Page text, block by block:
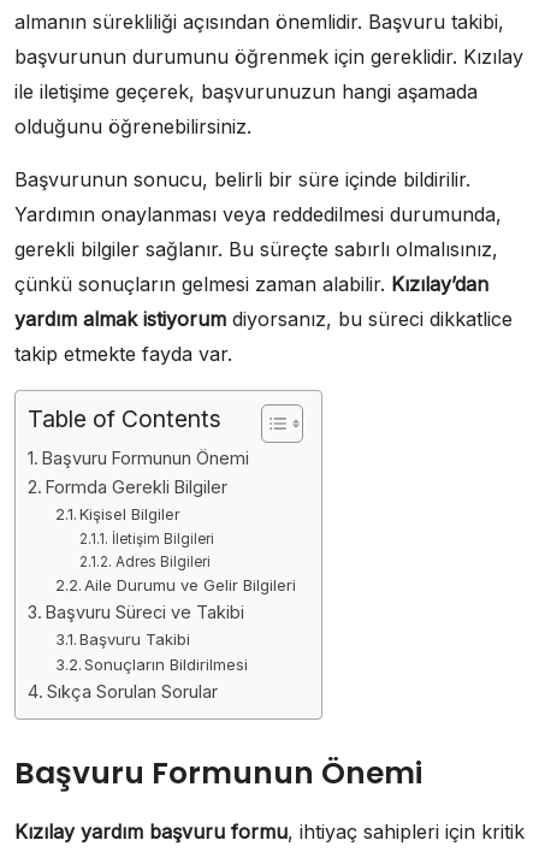
almanın sürekliliği açısından önemlidir. Başvuru takibi,
başvurunun durumunu öğrenmek için gereklidir. Kızılay
ile iletişime geçerek, başvurunuzun hangi aşamada
olduğunu öğrenebilirsiniz.
Başvurunun sonucu, belirli bir süre içinde bildirilir.
Yardımın onaylanması veya reddedilmesi durumunda,
gerekli bilgiler sağlanır. Bu süreçte sabırlı olmalısınız,
çünkü sonuçların gelmesi zaman alabilir. Kızılay’dan
yardım almak istiyorum diyorsanız, bu süreci dikkatlice
takip etmekte fayda var.
Table of Contents
Başvuru Formunun Önemi
Formda Gerekli Bilgiler
Kişisel Bilgiler
İletişim Bilgileri
Adres Bilgileri
Aile Durumu ve Gelir Bilgileri
Başvuru Süreci ve Takibi
Başvuru Takibi
Sonuçların Bildirilmesi
Sıkça Sorulan Sorular
Başvuru Formunun Önemi
Kızılay yardım başvuru formu, ihtiyaç sahipleri için kritik